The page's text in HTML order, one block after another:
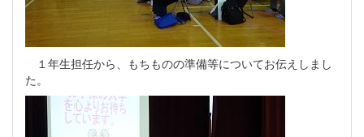
１年生担任から、もちものの準備等についてお伝えしまし
た。